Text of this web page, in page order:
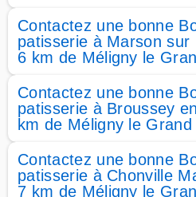
Contactez une bonne
patisserie à Marson
6 km de Méligny le
Contactez une bonne
patisserie à Broussey
km de Méligny le Grand
Contactez une bonne
patisserie à Chonville
7 km de Méligny le